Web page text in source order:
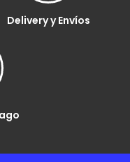
Delivery y Envíos